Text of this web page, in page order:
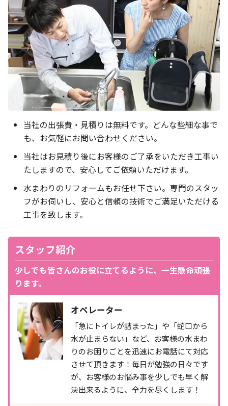
当社の出張費・見積りは無料です。どんな些細な事で
も、お気軽にお問い合わせください。
当社はお見積り後にお客様のご了承をいただき工事い
たしますので、安心してご依頼いただけます。
水まわりのリフォームもお任せ下さい。専門のスタッ
フがお伺いし、安心と信頼の技術でご満足いただける
工事を致します。
スタッフ紹介
少しでも皆さんのお役に立てるように、一生懸命頑張
ります。
オペレーター
「急にトイレが詰まった」や「蛇口から
水が止まらない」など、お客様の水まわ
りのお困りごとを迅速にお電話にて対応
させて頂きます！毎日が勉強の日々です
が、お客様のお悩み事を少しでも早く解
決出来るように、全力を尽くします！